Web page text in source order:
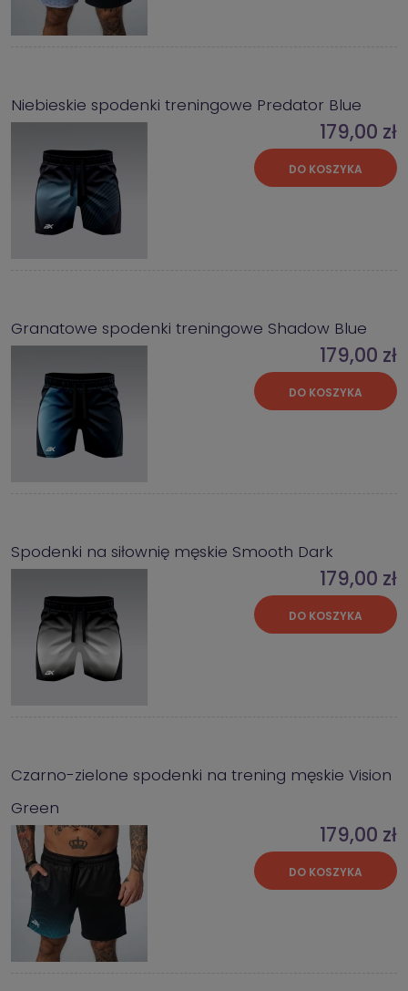
Niebieskie spodenki treningowe Predator Blue
179,00 zł
DO KOSZYKA
Granatowe spodenki treningowe Shadow Blue
179,00 zł
DO KOSZYKA
Spodenki na siłownię męskie Smooth Dark
179,00 zł
DO KOSZYKA
Czarno-zielone spodenki na trening męskie Vision
Green
179,00 zł
DO KOSZYKA